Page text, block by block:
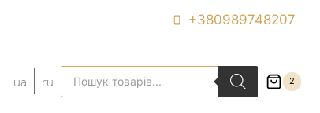
+380989748207
ua ru
Пошук
товарів
2